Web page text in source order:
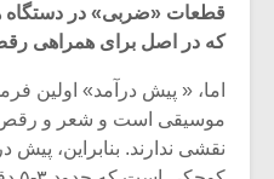
قطعات «ضربی» در
که در اصل برای همراهی
اما، « پیش درآمد»
موسیقی است و شعر و رقص
نقشی ندارند. بنابراین، پیش